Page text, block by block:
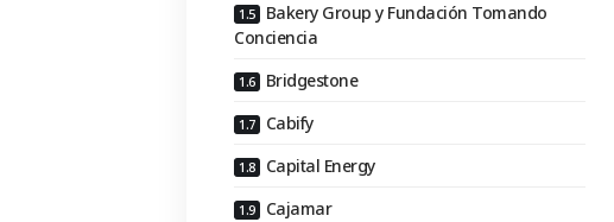
Bakery Group y Fundación Tomando
Conciencia
Bridgestone
Cabify
Capital Energy
Cajamar